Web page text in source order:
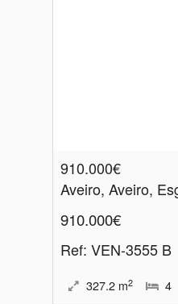
910.000€
Aveiro, Aveiro,
910.000€
Ref: VEN-3555 B
327.2 m2 4